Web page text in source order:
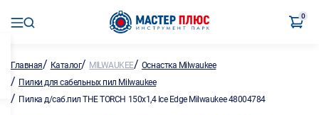
0
Главная/ Каталог/ MILWAUKEE/ Оснастка Milwaukee
/ Пилки для сабельных пил Milwaukee
/ Пилка д/саб.пил THE TORCH 150x1,4 Ice Edge Milwaukee 48004784